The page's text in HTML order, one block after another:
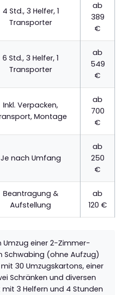
4 Std., 3 Helfer, 1
Transporter
ab
389
€
6 Std., 3 Helfer, 1
Transporter
ab
549
€
Inkl. Verpacken,
Montage
ab
700
€
Je nach Umfang
ab
250
€
Beantragung &
Aufstellung
ab
120 €
Umzug einer 2-Zimmer-
Schwabing (ohne Aufzug)
30 Umzugskartons, einer
Schränken und diversen
3 Helfern und 4 Stunden